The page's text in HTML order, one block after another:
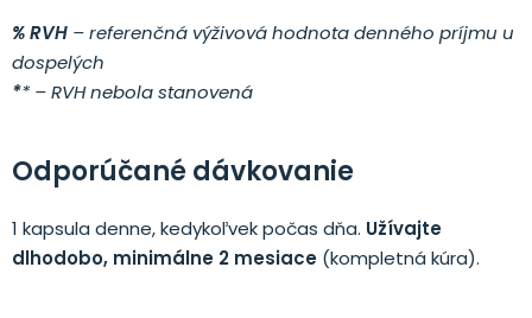
% RVH – referenčná výživová hodnota denného príjmu u
dospelých
** – RVH nebola stanovená
Odporúčané dávkovanie
1 kapsula denne, kedykoľvek počas dňa. Užívajte
dlhodobo, minimálne 2 mesiace (kompletná kúra).